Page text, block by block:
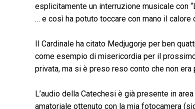
esplicitamente un interruzione musicale con
… e così ha potuto toccare con mano il calore
Il Cardinale ha citato Medjugorje per ben
come esempio di misericordia per il
privata, ma si è preso reso conto che non
L’audio della Catechesi è già presente in
amatoriale ottenuto con la mia fotocamera